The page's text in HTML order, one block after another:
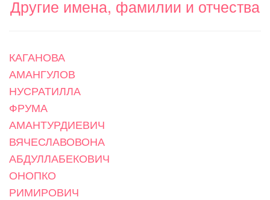
Другие имена, фамилии и отчества
КАГАНОВА
АМАНГУЛОВ
НУСРАТИЛЛА
ФРУМА
АМАНТУРДИЕВИЧ
ВЯЧЕСЛАВОВОНА
АБДУЛЛАБЕКОВИЧ
ОНОПКО
РИМИРОВИЧ